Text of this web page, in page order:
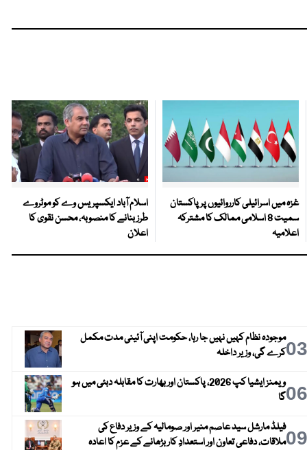
غزہ میں اسرائیلی کارروائیوں پر پاکستان
سمیت 8 اسلامی ممالک کا مشترکہ
اعلامیہ
اسلام آباد ایکسپریس وے کو موٹروے
طرز بنانے کا منصوبہ، محسن نقوی کا
اعلان
03موجودہ نظام کہیں نہیں جا رہا، حکومت اپنی آئینی مدت مکمل
کرے گی، وزیر داخلہ
06
ویمنز ایشیا کپ 2026، پاکستان اور بھارت کا مقابلہ دبئی میں ہو
گا
09فیلڈ مارشل سید عاصم منیر اور صومالیہ کے وزیر دفاع کی
ملاقات، دفاعی تعاون اور استعدادِ کار بڑھانے کے عزم کا اعادہ